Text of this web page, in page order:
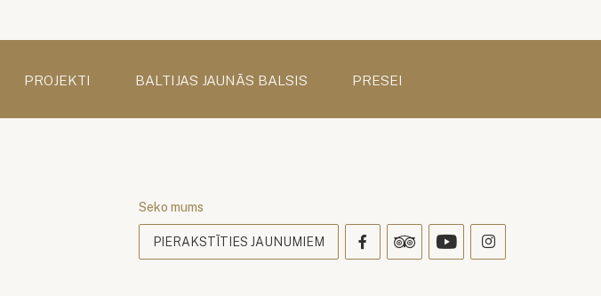
PROJEKTI BALTIJAS JAUNĀS BALSIS PRESEI
Seko mums
PIERAKSTĪTIES JAUNUMIEM